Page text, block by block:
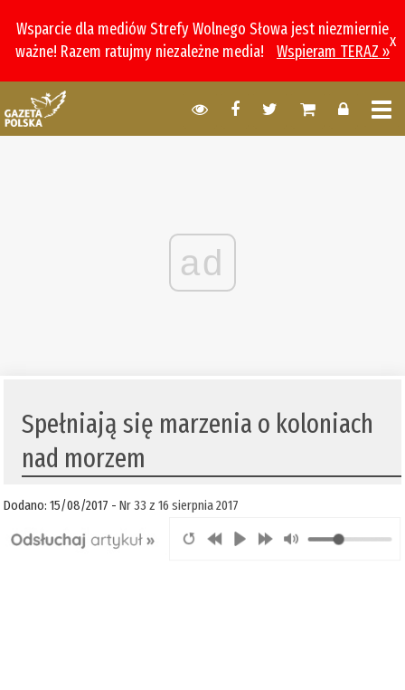
Wsparcie dla mediów Strefy Wolnego Słowa jest niezmiernie
ważne! Razem ratujmy niezależne media!
Wspieram TERAZ »
x
ad
Spełniają się marzenia o koloniach
nad morzem
Dodano: 15/08/2017 -Nr 33 z 16 sierpnia 2017